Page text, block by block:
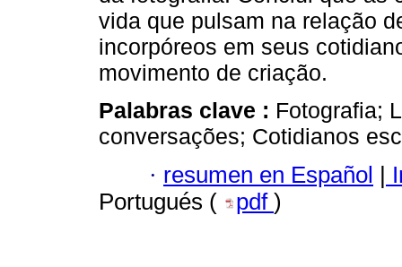
vida que pulsam na relação
incorpóreos em seus
movimento de criação.
Palabras clave : Fotografia;
conversações; Cotidianos
· resumen en Español |
Portugués (
pdf )